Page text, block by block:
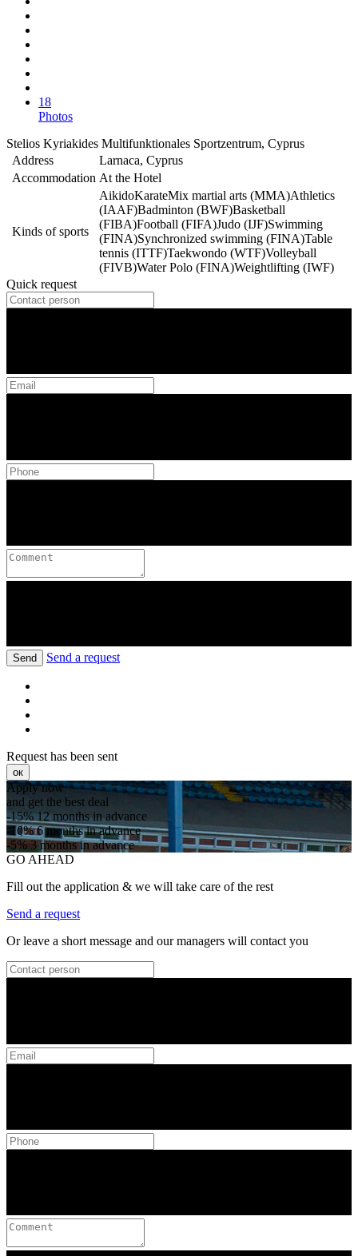
18
Photos
Stelios Kyriakides Multifunktionales Sportzentrum, Cyprus
Address
Larnaca, Cyprus
Accommodation At the Hotel
Kinds of sports
AikidoKarateMix martial arts (MMA)Athletics
(IAAF)Badminton (BWF)Basketball
(FIBA)Football (FIFA)Judo (IJF)Swimming
(FINA)Synchronized swimming (FINA)Table
tennis (ITTF)Taekwondo (WTF)Volleyball
(FIVB)Water Polo (FINA)Weightlifting (IWF)
Quick request
Send Send a request
Request has been sent
ок
Apply now
and get the best deal
-15%12 months in advance
-10%6 months in advance
-5%3 months in advance
GO AHEAD
Fill out the application & we will take care of the rest
Send a request
Or leave a short message and our managers will contact you